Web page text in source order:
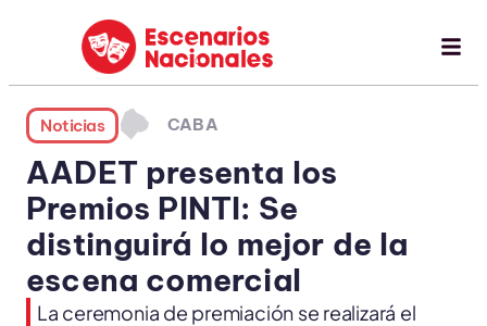
Noticias CABA
AADET presenta los
Premios PINTI: Se
distinguirá lo mejor de la
escena comercial
La ceremonia de premiación se realizará el